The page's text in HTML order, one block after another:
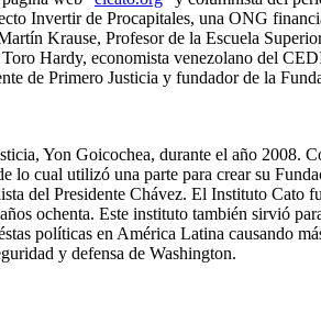
Invertir de Procapitales, una ONG
Krause, Profesor de la Escuela
Hardy, economista venezolano del
de Primero Justicia y fundador de la
Yon Goicochea, durante el año 2008.
cual utilizó una parte para crear su
del Presidente Chávez. El Instituto Cato
ochenta. Este instituto también sirvió
políticas en América Latina causando
y defensa de Washington.